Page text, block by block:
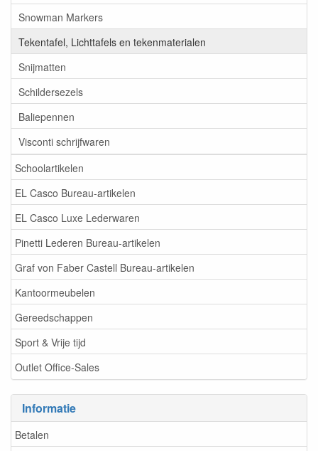
Snowman Markers
Tekentafel, Lichttafels en tekenmaterialen
Snijmatten
Schildersezels
Baliepennen
Visconti schrijfwaren
Schoolartikelen
EL Casco Bureau-artikelen
EL Casco Luxe Lederwaren
Pinetti Lederen Bureau-artikelen
Graf von Faber Castell Bureau-artikelen
Kantoormeubelen
Gereedschappen
Sport & Vrije tijd
Outlet Office-Sales
Informatie
Betalen